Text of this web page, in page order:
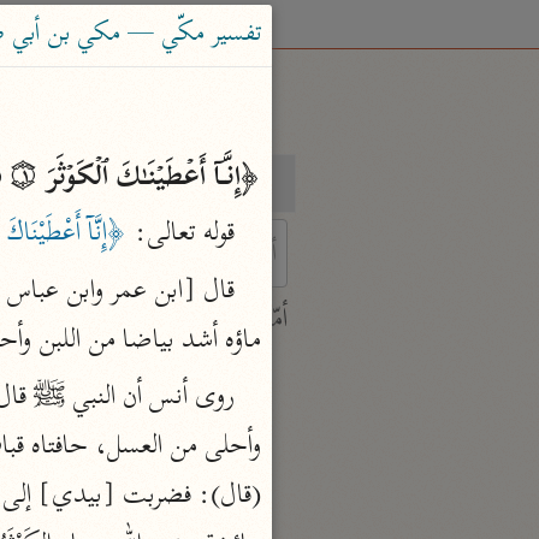
بحث
characters for results.
أمّهات
جامع البيان
ابن جرير الطبري (٣١٠ هـ)
نحو ٢٨ مجلدًا
تفسير القرآن العظيم
ابن كثير (٧٧٤ هـ)
تفسير مكّي — مكي بن أبي طالب
﴿إِنَّاۤ أَعۡطَیۡنَـٰكَ ٱلۡكَوۡثَرَ ۝١ فَصَلِّ لِرَبِّكَ وَٱنۡحَرۡ ۝٢ إِنَّ شَانِئَكَ هُوَ ٱلۡأَبۡتَرُ ۝٣﴾
قوله تعالى: ﴿إِنَّآ
ماؤه أشد بياضا من اللبن